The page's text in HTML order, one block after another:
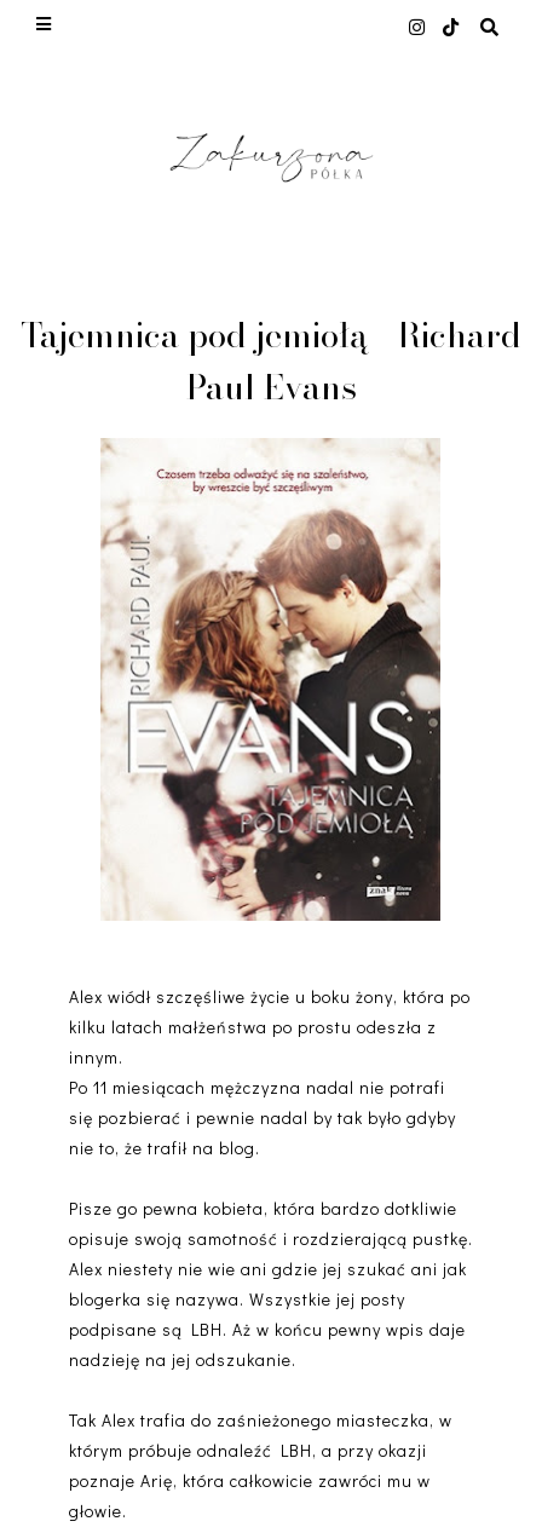
Tajemnica pod jemiołą - Richard
Paul Evans
Alex wiódł szczęśliwe życie u boku żony, która po
kilku latach małżeństwa po prostu odeszła z
innym.
Po 11 miesiącach mężczyzna nadal nie potrafi
się pozbierać i pewnie nadal by tak było gdyby
nie to, że trafił na blog.
Pisze go pewna kobieta, która bardzo dotkliwie
opisuje swoją samotność i rozdzierającą pustkę.
Alex niestety nie wie ani gdzie jej szukać ani jak
blogerka się nazywa. Wszystkie jej posty
podpisane są LBH. Aż w końcu pewny wpis daje
nadzieję na jej odszukanie.
Tak Alex trafia do zaśnieżonego miasteczka, w
którym próbuje odnaleźć LBH, a przy okazji
poznaje Arię, która całkowicie zawróci mu w
głowie.
This site uses cookies from Google to deliver its
of service, generate usage statistics, and to detect
and address abuse.
LEARN MORE